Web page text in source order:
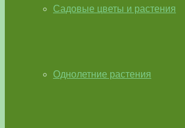
Садовые цветы и растения
Однолетние растения